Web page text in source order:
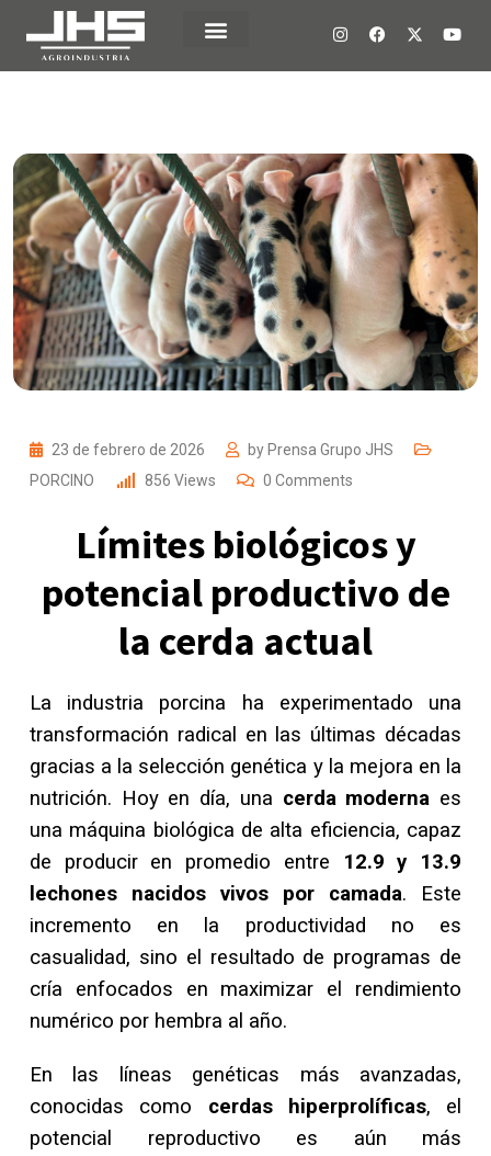
23 de febrero de 2026 by Prensa Grupo JHS
PORCINO
856 Views 0 Comments
Límites biológicos y
potencial productivo de
la cerda actual
La industria porcina ha experimentado una
transformación radical en las últimas décadas
gracias a la selección genética y la mejora en la
nutrición. Hoy en día, una cerda moderna es
una máquina biológica de alta eficiencia, capaz
de producir en promedio entre
12.9 y 13.9
lechones nacidos vivos por camada. Este
incremento en la productividad no es
casualidad, sino el resultado de programas de
cría enfocados en maximizar el rendimiento
numérico por hembra al año.
En las líneas genéticas más avanzadas,
conocidas como cerdas hiperprolíficas, el
potencial reproductivo es aún más